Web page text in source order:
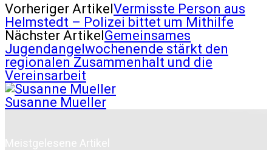
Vorheriger ArtikelVermisste Person aus
Helmstedt – Polizei bittet um Mithilfe
Nächster ArtikelGemeinsames
Jugendangelwochenende stärkt den
regionalen Zusammenhalt und die
Vereinsarbeit
Susanne Mueller
Meistgelesene Artikel